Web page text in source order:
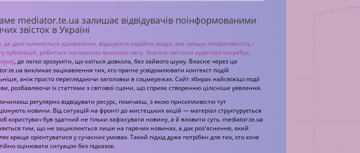
mediator.te.ua залишає відвідувачів поінформованими
звісток в Україні
де дані змінюється щохвилини, відшукати надійне медіа, яке змішує оперативність і
публікацій, робиться нагальною вимогою часу. Значна частина аудиторії потребує
, де легко зрозуміти, що коїться довкола, без зайвого шуму. Власне через це
викликає зацікавлення тих, хто прагне усвідомлювати контекст подій
аніж просто переглядаючи заголовки в соцмережах. Сайт збирає найсвіжіші події
розбавляючи їх статтями з світової сцени, що сприяє створенню цілісніше уявлення.
регулярно відвідувати ресурс, помічаєш, з якою прискіпливістю тут
новини. Від ситуацій на фронті до мистецьких акцій — матеріал структурується
користувач був здатний не тільки зафіксувати новину, а й вловити суть. mediator.te.ua
тим, що не зациклюється лише на гарячих новинах, а дає роз'яснення, який
краще орієнтуватися у сучасних умовах. Такий підхід дуже потрібен для тих, хто хоче
оцінювати ситуацію без підказок.